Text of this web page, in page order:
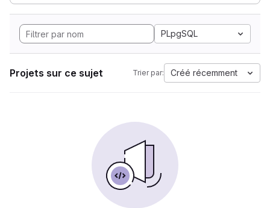
PLpgSQL
Projets sur ce sujet Trier par: Créé récemment